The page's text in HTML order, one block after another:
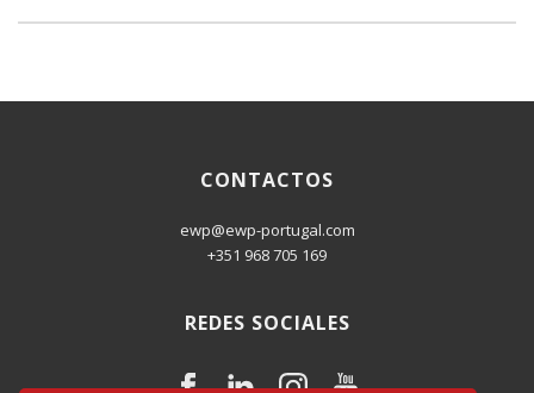
CONTACTOS
ewp@ewp-portugal.com
+351 968 705 169
REDES SOCIALES